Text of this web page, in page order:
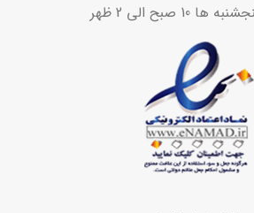
صبح الی 2 ظهر